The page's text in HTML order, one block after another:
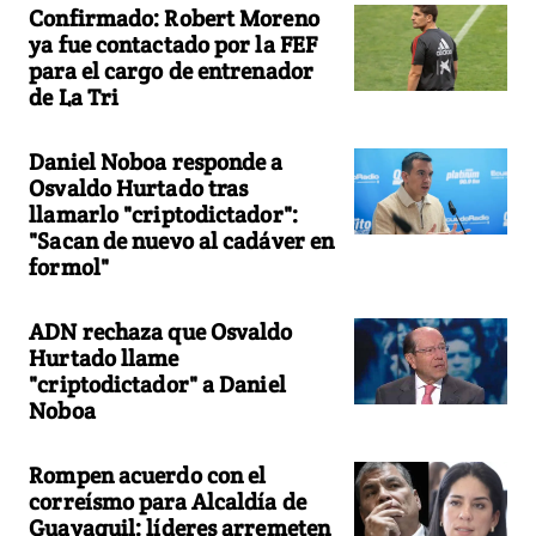
Confirmado: Robert Moreno
ya fue contactado por la FEF
para el cargo de entrenador
de La Tri
Daniel Noboa responde a
Osvaldo Hurtado tras
llamarlo "criptodictador":
"Sacan de nuevo al cadáver en
formol"
ADN rechaza que Osvaldo
Hurtado llame
"criptodictador" a Daniel
Noboa
Rompen acuerdo con el
correísmo para Alcaldía de
Guayaquil: líderes arremeten